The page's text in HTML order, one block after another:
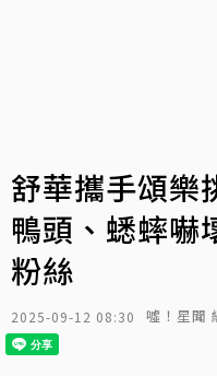
舒華攜手頌樂
鴨頭、蟋蟀嚇
粉絲
2025-09-12 08:30 噓！星聞